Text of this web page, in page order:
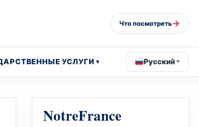
Что посмотреть→
УСЛУГИ Русский
NotreFrance